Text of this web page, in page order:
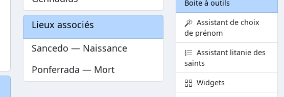
Lieux associés
Sancedo — Naissance
Ponferrada — Mort
Boite à outils
Assistant de choix
de prénom
Assistant litanie des
saints
Widgets